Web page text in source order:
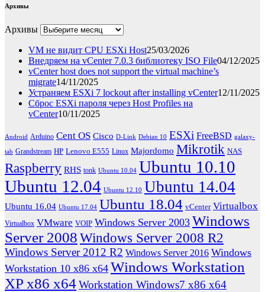
Архивы
Архивы
VM не видит CPU ESXi Host25/03/2026
Внедряем на vCenter 7.0.3 библиотеку ISO File04/12/2025
vCenter host does not support the virtual machine’s
migrate14/11/2025
Устраняем ESXi 7 lockout after installing vCenter12/11/2025
Сброс ESXi пароля через Host Profiles на
vCenter10/11/2025
Android Arduino Cent OS Cisco D-Link Debian 10 ESXi FreeBSD galaxy-
tab Grandstream HP Lenovo E555 Linux Majordomo Mikrotik NAS
Raspberry RHS tonk Ubuntu 10.04 Ubuntu 10.10
Ubuntu 12.04 Ubuntu 12.10 Ubuntu 14.04
Ubuntu 16.04 Ubuntu 17.04 Ubuntu 18.04 vCenter Virtualbox
Virtualbox VMware VOIP Windows Server 2003 Windows
Server 2008 Windows Server 2008 R2
Windows Server 2012 R2 Windows Server 2016 Windows
Workstation 10 x86 x64 Windows Workstation
XP x86 x64Workstation Windows7 x86 x64